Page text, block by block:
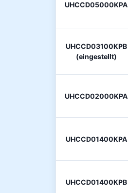
UHCCD05000KPA
UHCCD03100KPB
(eingestellt)
UHCCD02000KPA
UHCCD01400KPA
UHCCD01400KPB